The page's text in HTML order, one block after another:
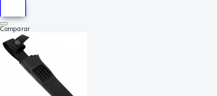
Comparar